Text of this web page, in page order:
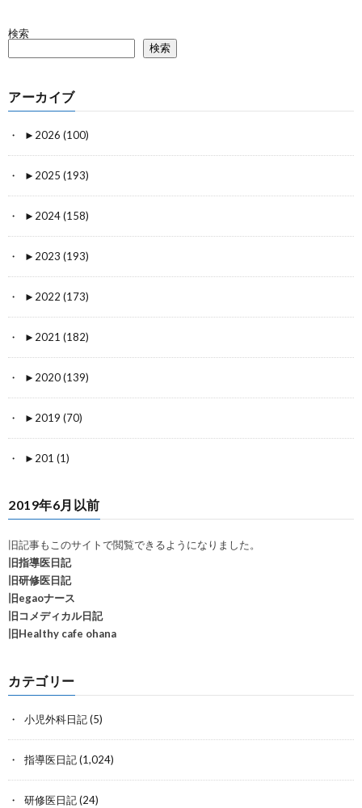
検索
検索
アーカイブ
► 2026 (100)
► 2025 (193)
► 2024 (158)
► 2023 (193)
► 2022 (173)
► 2021 (182)
► 2020 (139)
► 2019 (70)
► 201 (1)
2019年6月以前
旧記事もこのサイトで閲覧できるようになりました。
旧指導医日記
旧研修医日記
旧egaoナース
旧コメディカル日記
旧Healthy cafe ohana
カテゴリー
小児外科日記(5)
指導医日記(1,024)
研修医日記(24)